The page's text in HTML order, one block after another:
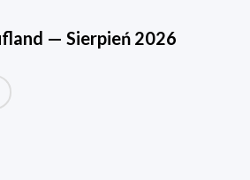
— Sierpień 2026